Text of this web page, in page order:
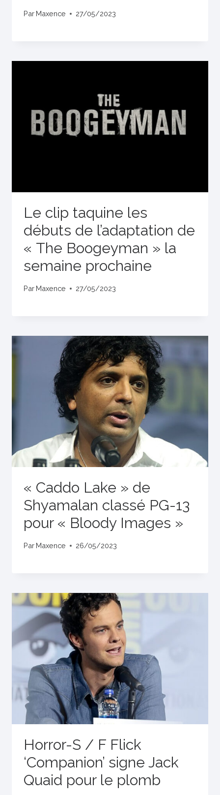
Par Maxence 27/05/2023
Le clip taquine les
débuts de l’adaptation de
« The Boogeyman » la
semaine prochaine
Par Maxence 27/05/2023
« Caddo Lake » de
Shyamalan classé PG-13
pour « Bloody Images »
Par Maxence 26/05/2023
Horror-S / F Flick
‘Companion’ signe Jack
Quaid pour le plomb